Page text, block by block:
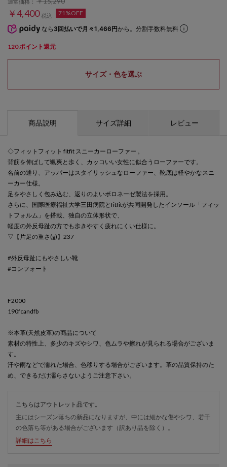
￥4,400税込 71%OFF
なら 3回払いで月々1,466円から。分割手数料無料
120ポイント還元
サイズ・色を選ぶ
商品説明 サイズ詳細 レビュー
◇フィットフィット fitfit スニーカーローファー 。
背筋を伸ばして颯爽と歩く、カッコいい女性に似合うローファーです。
名前の通り、アッパーはスタイリッシュなローファー、靴底は軽やかなスニ
ーカー仕様。
足をやさしく包み込む、返りのよいボロネーゼ製法を採用。
さらに、国際医療福祉大学三田病院とfitfitが共同開発したインソール「フィッ
トフォルム」を搭載、独自の立体形状で、
軽度の外反母趾の方でも歩きやすく疲れにくい仕様に。
▽【片足の重さ(g)】237
#外反母趾にもやさしい靴
#コンフォート
F2000
190fcandfb
※本革(天然皮革)の商品について
素材の特性上、多少のキズやシワ、色ムラや擦れが見られる場合がございま
す。
汗や雨などで濡れた場合、色移りする場合がございます。革の品質保持のた
め、できるだけ濡らさないようご注意下さい。
こちらはアウトレット品です。
主にはシーズン落ちの新品になりますが、中には細かな傷やシワ、若干
の色落ち等がある場合がございます（訳あり品を除く）。
詳細はこちら